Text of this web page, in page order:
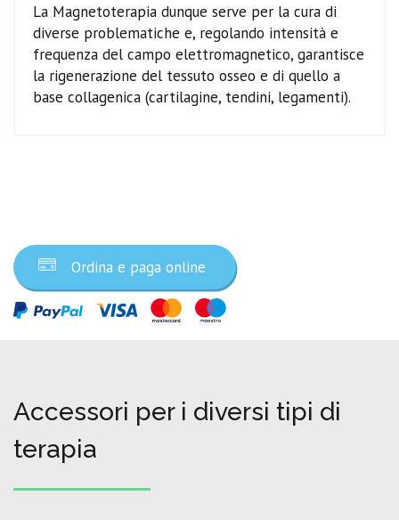
La Magnetoterapia dunque serve per la cura di
diverse problematiche e, regolando intensità e
frequenza del campo elettromagnetico, garantisce
la rigenerazione del tessuto osseo e di quello a
base collagenica (cartilagine, tendini, legamenti).
Ordina e paga online
Accessori per i diversi tipi di
terapia